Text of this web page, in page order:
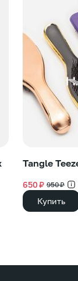
Tangle
650 ₽ 950 ₽
Купить